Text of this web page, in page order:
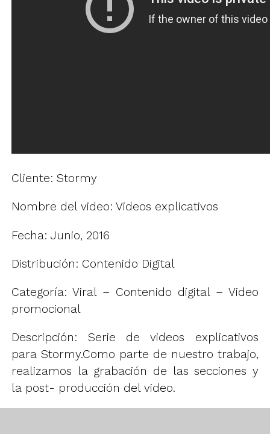
Cliente: Stormy
Nombre del video: Videos explicativos
Fecha: Junio, 2016
Distribución: Contenido Digital
Categoría: Viral – Contenido digital – Video
promocional
Descripción: Serie de videos explicativos
para Stormy.Como parte de nuestro trabajo,
realizamos la grabación de las secciones y
la post- producción del video.